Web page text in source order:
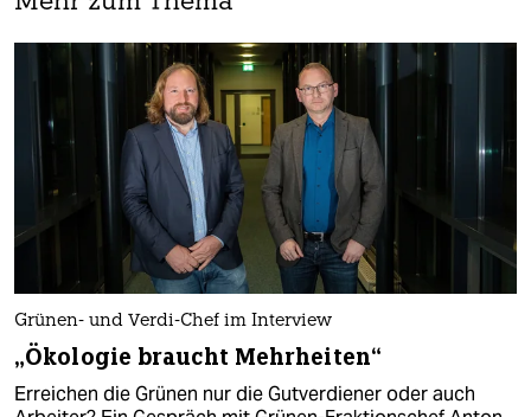
Grünen- und Verdi-Chef im Interview
„Ökologie braucht Mehrheiten“
Erreichen die Grünen nur die Gutverdiener oder auch